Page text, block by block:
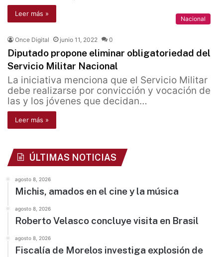
Leer más »
Nacional
Once Digital junio 11, 2022 0
Diputado propone eliminar obligatoriedad del
Servicio Militar Nacional
La iniciativa menciona que el Servicio Militar
debe realizarse por convicción y vocación de
las y los jóvenes que decidan…
Leer más »
ÚLTIMAS NOTICIAS
agosto 8, 2026
Michis, amados en el cine y la música
agosto 8, 2026
Roberto Velasco concluye visita en Brasil
agosto 8, 2026
Fiscalía de Morelos investiga explosión de